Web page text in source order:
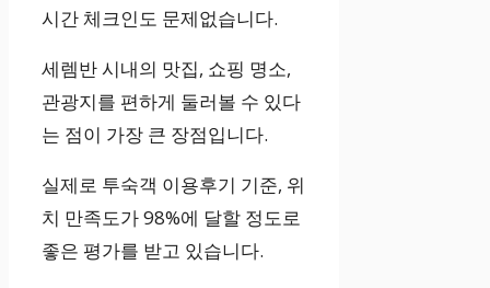
시간 체크인도 문제없습니다.
세렘반 시내의 맛집, 쇼핑 명소,
관광지를 편하게 둘러볼 수 있다
는 점이 가장 큰 장점입니다.
실제로 투숙객 이용후기 기준, 위
치 만족도가 98%에 달할 정도로
좋은 평가를 받고 있습니다.